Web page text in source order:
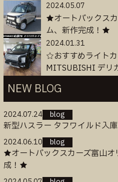
2024.05.07
★オートバックス
ム、新作完成！★
2024.01.31
☆おすすめライト
MITSUBISHI デリ
NEW BLOG
2024.07.24 blog
新型ハスラー タフワイルド入庫
2024.06.10 blog
★オートバックスカーズ富山オ
成！★